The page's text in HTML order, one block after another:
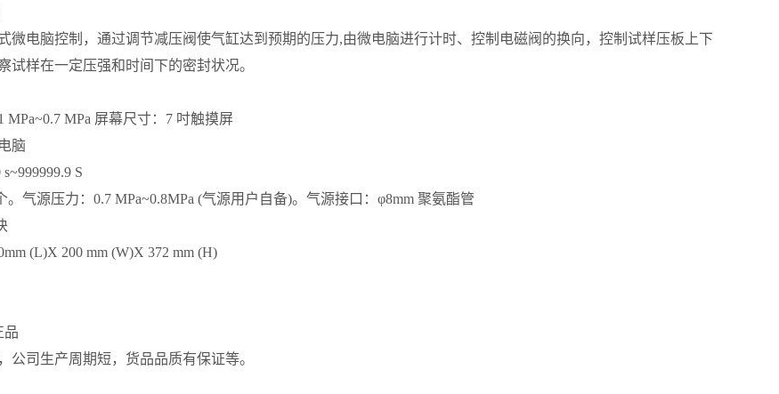
微电脑控制，通过调节减压阀使气缸达到预期的压力,由微电脑进行计时、控制电磁阀的换向，控制试样压板上下
样在一定压强和时间下的密封状况。
MPa~0.7 MPa 屏幕尺寸：7 吋触摸屏
脑
S
。气源压力：0.7 MPa~0.8MPa (气源用户自备)。气源接口：φ8mm 聚氨酯管
(L)X 200 mm (W)X 372 mm (H)
品
公司生产周期短，货品品质有保证等。